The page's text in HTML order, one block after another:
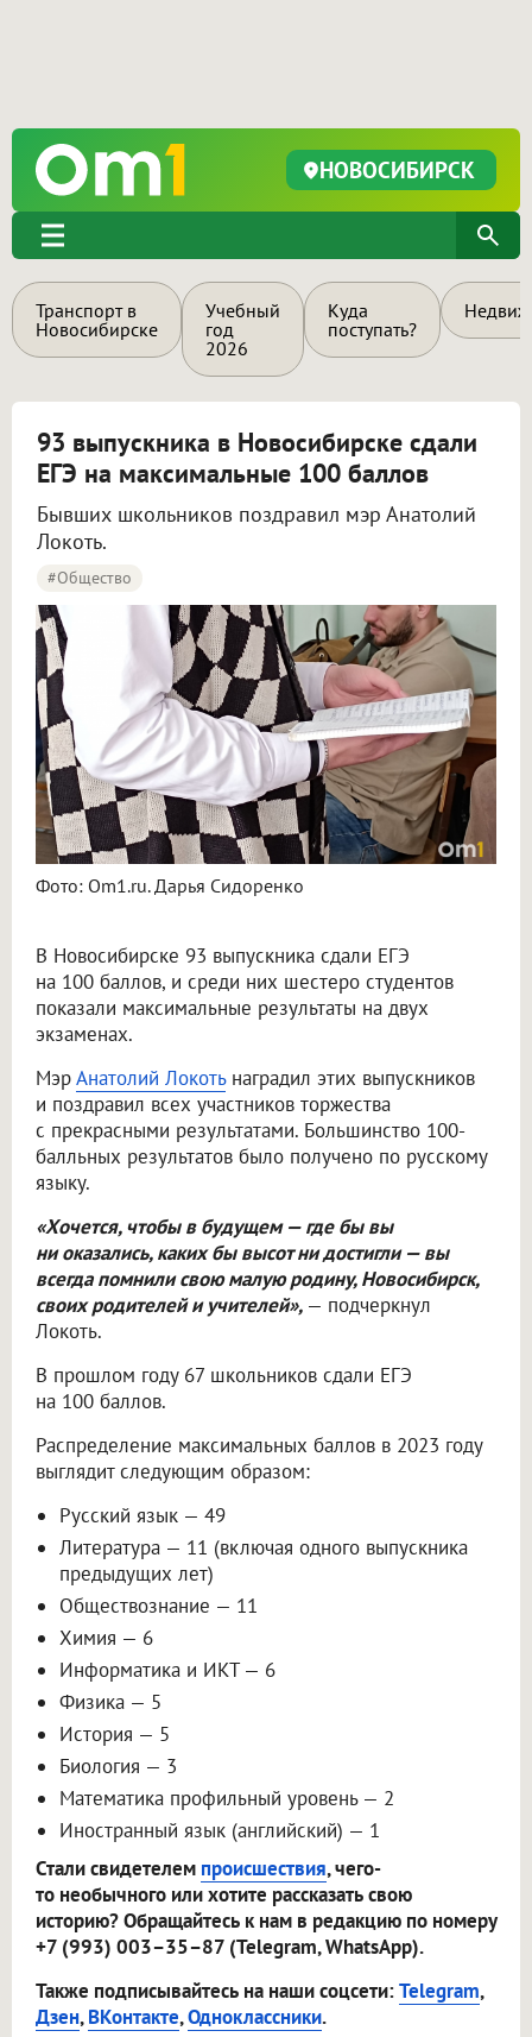
НОВОСИБИРСК
Транспорт в
Новосибирске
Учебный
год
2026
Куда
поступать?
93 выпускника в Новосибирске сдали
ЕГЭ на максимальные 100 баллов
Бывших школьников поздравил мэр Анатолий
Локоть.
#Общество
Фото: Om1.ru. Дарья Сидоренко
В Новосибирске 93 выпускника сдали ЕГЭ
на 100 баллов, и среди них шестеро студентов
показали максимальные результаты на двух
экзаменах.
МэрАнатолий Локотьнаградил этих выпускников
и поздравил всех участников торжества
с прекрасными результатами. Большинство 100-
балльных результатов было получено по русскому
языку.
«Хочется, чтобы в будущем — где бы вы
ни оказались, каких бы высот ни достигли — вы
всегда помнили свою малую родину, Новосибирск,
своих родителей и учителей», — подчеркнул
Локоть.
В прошлом году 67 школьников сдали ЕГЭ
на 100 баллов.
Распределение максимальных баллов в 2023 году
выглядит следующим образом:
Русский язык — 49
Литература — 11 (включая одного выпускника
предыдущих лет)
Обществознание — 11
Химия — 6
Информатика и ИКТ — 6
Физика — 5
История — 5
Биология — 3
Математика профильный уровень — 2
Иностранный язык (английский) — 1
Стали свидетелем происшествия, чего-
то необычного или хотите рассказать свою
историю? Обращайтесь к нам в редакцию по номеру
+7 (993) 003–35–87 (Telegram, WhatsApp).
Также подписывайтесь на наши соцсети:Telegram,
Дзен,ВКонтакте,Одноклассники.